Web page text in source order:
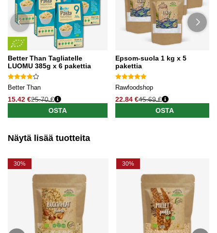
Better Than Tagliatelle
LUOMU 385g x 6 pakettia
Better Than
15.42 €25.70 €
OSTA
Epsom-suola 1 kg x 5
pakettia
Rawfoodshop
22.84 €45.69 €
OSTA
Näytä lisää tuotteita
30% 30%